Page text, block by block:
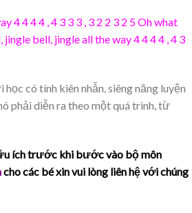
4 4 4 4 , 4 3 3 3 , 3 2 2 3 2 5 Oh what
jingle bell, jingle all the way 4 4 4 4 , 4 3
có tính kiên nhẫn, siêng năng luyện
phải diễn ra theo một quá trình, từ
ích trước khi bước vào bộ môn
cho các béxin vui lòng liên hệ với chúng